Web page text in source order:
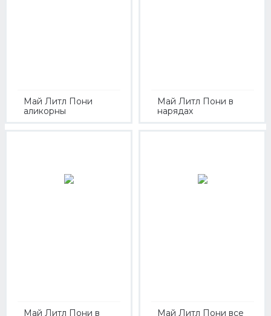
Май Литл Пони
аликорны
Май Литл Пони в
нарядах
Май Литл Пони в Май Литл Пони все